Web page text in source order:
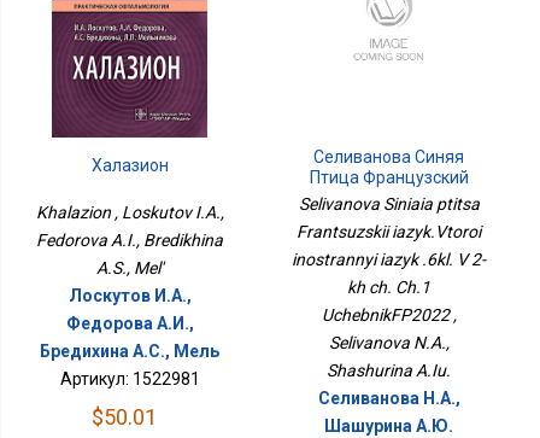
Халазион
Khalazion , Loskutov I.A.,
Fedorova A.I., Bredikhina
A.S., Mel'
Лоскутов И.А.,
Федорова А.И.,
Бредихина А.С., Мель
Артикул: 1522981
$50.01
Селиванова Синяя
Птица Французский
Язык.Второй
Иностранный Язык .6кл.
В 2-Х Ч. Ч.1
УчебникФП2022
Selivanova Siniaia ptitsa
Frantsuzskii iazyk.Vtoroi
inostrannyi iazyk .6kl. V 2-
kh ch. Ch.1
UchebnikFP2022 ,
Selivanova N.A.,
Shashurina A.Iu.
Селиванова Н.А.,
Шашурина А.Ю.